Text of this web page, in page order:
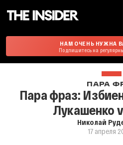
НАМ ОЧЕНЬ НУЖНА
Подпишитесь на
ПАРА
Пара фраз:
Лукашенко
Николай
17 апреля